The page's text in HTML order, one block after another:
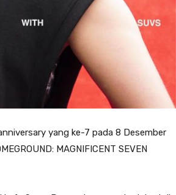
yang ke-7 pada 8 Desember
MAGNIFICENT SEVEN